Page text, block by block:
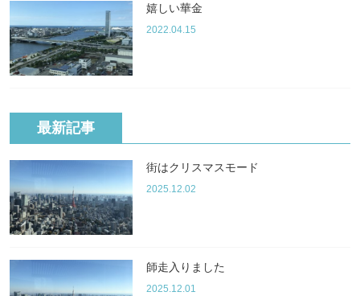
嬉しい華金
2022.04.15
最新記事
街はクリスマスモード
2025.12.02
師走入りました
2025.12.01